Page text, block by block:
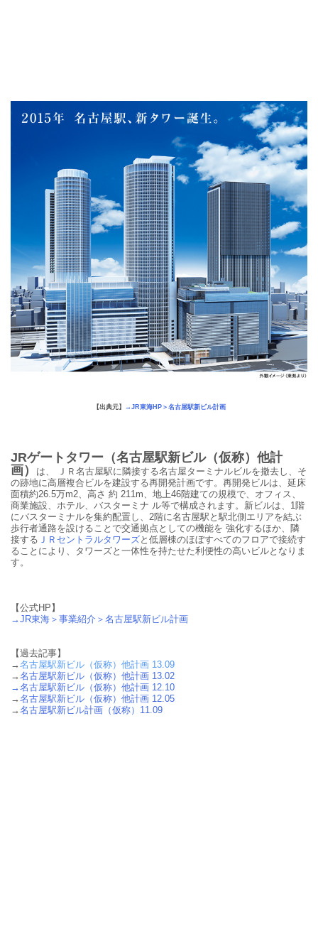
【出典元】 →JR東海HP＞名古屋駅新ビル計画
JRゲートタワー（名古屋駅新ビル（仮称）他計
画）
は、 ＪＲ名古屋駅に隣接する名古屋ターミナルビルを撤去し、そ
の跡地に高層複合ビルを建設する再開発計画です。再開発ビルは、延床
面積約26.5万m2、高さ 約 211m、地上46階建ての規模で、オフィス、
商業施設、ホテル、バスターミナ ル等で構成されます。新ビルは、1階
にバスターミナルを集約配置し、2階に名古屋駅と駅北側エリアを結ぶ
歩行者通路を設けることで交通拠点としての機能を 強化するほか、隣
接する ＪＲセントラルタワーズと低層棟のほぼすべてのフロアで接続す
ることにより、タワーズと一体性を持たせた利便性の高いビルとなりま
す。
【公式HP】
→JR東海＞事業紹介＞名古屋駅新ビル計画
【過去記事】
→名古屋駅新ビル（仮称）他計画 13.09
→名古屋駅新ビル（仮称）他計画 13.02
→名古屋駅新ビル（仮称）他計画 12.10
→名古屋駅新ビル（仮称）他計画 12.05
→名古屋駅新ビル計画（仮称）11.09